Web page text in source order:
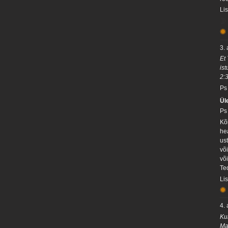
3.
Et
4.